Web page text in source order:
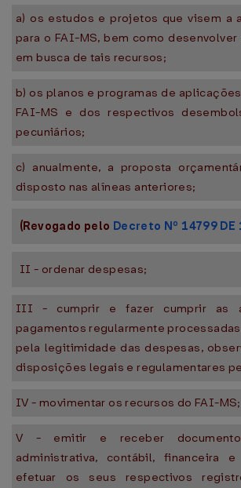
a) os estudos e projetos que visem a
para o FAI-MS, bem como
em busca de tais recursos;
b) os planos e programas de
FAI-MS e dos respectivos
pecuniários;
c) anualmente, a proposta
disposto nas alíneas anteriores;
(Revogado pelo Decreto Nº 14799
II - ordenar despesas;
III - cumprir e fazer cumprir as
pagamentos regularmente
pela legitimidade das despesas,
disposições legais e regulamentares
IV - movimentar os recursos do FAI-MS;
V - emitir e receber
administrativa, contábil, financeira
efetuar os seus respectivos